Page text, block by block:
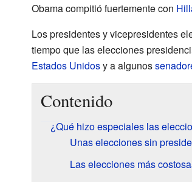
Obama compitió fuertemente con
Los presidentes y vicepresidentes
tiempo que las elecciones
Estados Unidosy a algunos
Contenido
¿Qué hizo especiales las
Unas elecciones sin
Las elecciones más